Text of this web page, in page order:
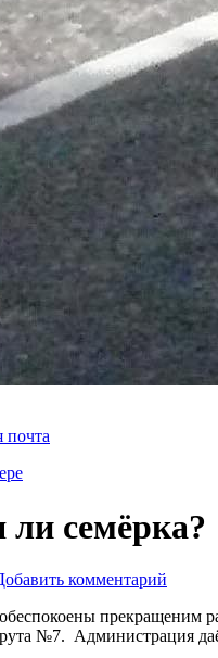
почта
ли семёрка?
комментарий
прекращеним
№7. Администрация